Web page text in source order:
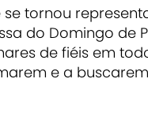
tornou
do Domingo de
de fiéis em
e a